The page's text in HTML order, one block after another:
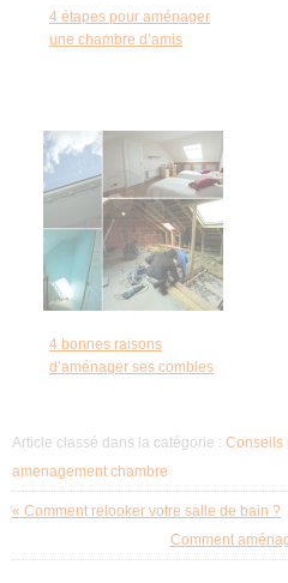
4 étapes pour aménager
une chambre d’amis
4 bonnes raisons
d’aménager ses combles
Article classé dans la catégorie : Conseils
amenagement chambre
« Comment relooker votre salle de bain ?
Comment